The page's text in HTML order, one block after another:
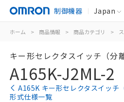
制御機器 Japan
ホーム > 商品情報 > 商品カテゴリ >
キー形セレクタスイッチ（分
A165K-J2ML-2
A165K キー形セレクタスイッチ
形式仕様一覧